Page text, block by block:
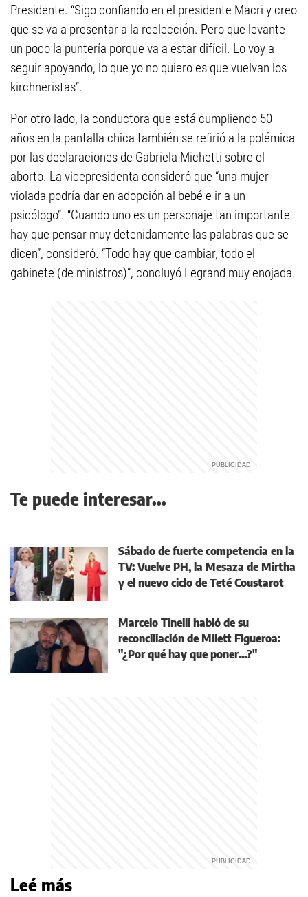
Presidente. “Sigo confiando en el presidente Macri y creo
que se va a presentar a la reelección. Pero que levante
un poco la puntería porque va a estar difícil. Lo voy a
seguir apoyando, lo que yo no quiero es que vuelvan los
kirchneristas”.
Por otro lado, la conductora que está cumpliendo 50
años en la pantalla chica también se refirió a la polémica
por las declaraciones de Gabriela Michetti sobre el
aborto. La vicepresidenta consideró que “una mujer
violada podría dar en adopción al bebé e ir a un
psicólogo”. “Cuando uno es un personaje tan importante
hay que pensar muy detenidamente las palabras que se
dicen”, consideró. “Todo hay que cambiar, todo el
gabinete (de ministros)”, concluyó Legrand muy enojada.
Te puede interesar...
Sábado de fuerte competencia en la
TV: Vuelve PH, la Mesaza de Mirtha
y el nuevo ciclo de Teté Coustarot
Marcelo Tinelli habló de su
reconciliación de Milett Figueroa:
"¿Por qué hay que poner...?"
Leé más